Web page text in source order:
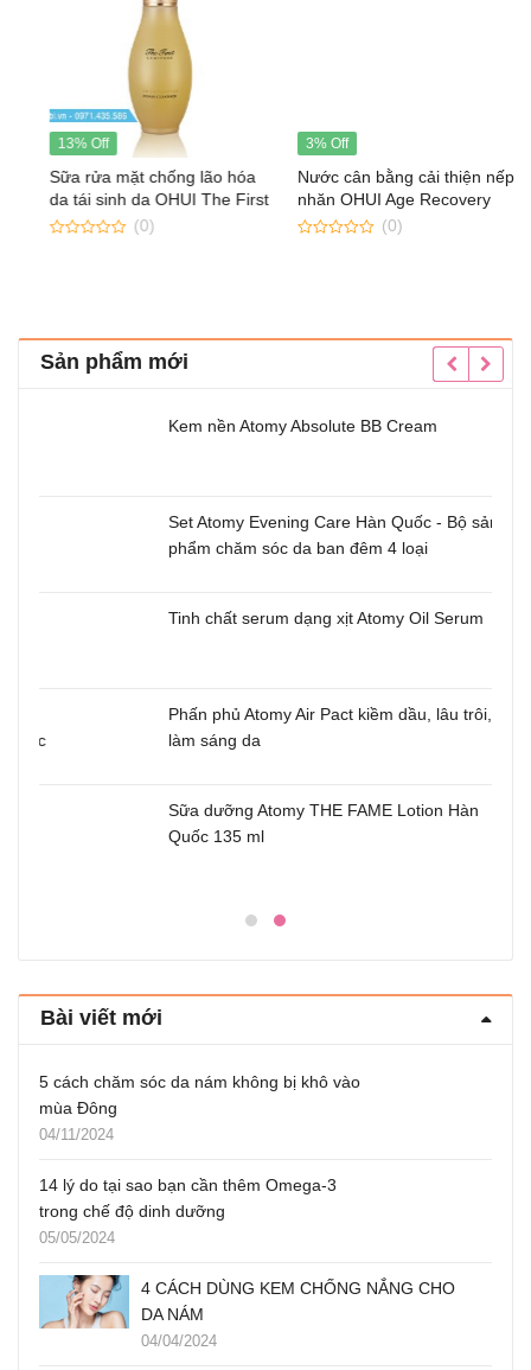
13% Off
Sữa rửa mặt chống lão hóa
da tái sinh da OHUI The First
Geniture Foam Cleanser
(0)
3% Off
Nước cân bằng cải thiện nếp
nhăn OHUI Age Recovery
Skin Softener(0)
Sản phẩm mới
Kem nền Atomy Absolute BB Cream
Set Atomy Evening Care Hàn Quốc - Bộ sản
phẩm chăm sóc da ban đêm 4 loại
Tinh chất serum dạng xịt Atomy Oil Serum
Phấn phủ Atomy Air Pact kiềm dầu, lâu trôi,
làm sáng da
Sữa dưỡng Atomy THE FAME Lotion Hàn
Quốc 135 ml
Bài viết mới
5 cách chăm sóc da nám không bị khô vào
mùa Đông
04/11/2024
14 lý do tại sao bạn cần thêm Omega-3
trong chế độ dinh dưỡng
05/05/2024
4 CÁCH DÙNG KEM CHỐNG NẮNG CHO
DA NÁM
04/04/2024